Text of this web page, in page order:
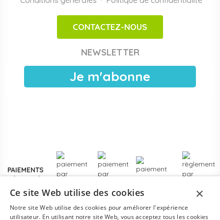
Achats publics et facturation Chorus Pro
publiques, EAJE municipales et services pétite enfance
électronique, livraison France entière. Voir les
devis pour collectivités.
ou un renouvellement de matériel.
CONTACTEZ-NOUS
NEWSLETTER
Je m'abonne
PAIEMENTS
×
Ce site Web utilise des cookies
Notre site Web utilise des cookies pour améliorer l'expérience
utilisateur. En utilisant notre site Web, vous acceptez tous les cookies